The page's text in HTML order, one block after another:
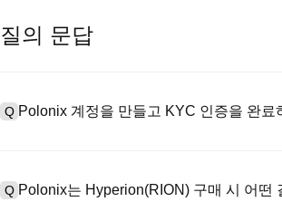
질의 문답
Q Polonix 계정을 만들고 KYC 인증을 완
하여 유효한 신분증 문서를 업로드하고 셀카
Q Polonix는 Hyperion(RION) 구매 시 어떤